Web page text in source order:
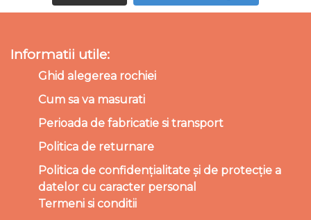
Informatii utile:
Ghid alegerea rochiei
Cum sa va masurati
Perioada de fabricatie si transport
Politica de returnare
Politica de confidențialitate și de protecție a
datelor cu caracter personal
Termeni si conditii